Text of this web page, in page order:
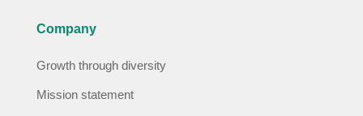
Company
Growth through diversity
Mission statement